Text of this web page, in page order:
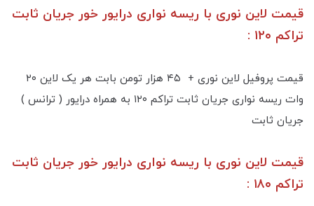
قیمت لاین نوری با ریسه نواری درایور خور جریان ثابت
تراکم ۱۲۰ :
قیمت پروفیل لاین نوری + ۴۵ هزار تومن بابت هر یک لاین ۲۰
وات ریسه نواری جریان ثابت تراکم ۱۲۰ به همراه درایور ( ترانس )
جریان ثابت
قیمت لاین نوری با ریسه نواری درایور خور جریان ثابت
تراکم ۱۸۰ :